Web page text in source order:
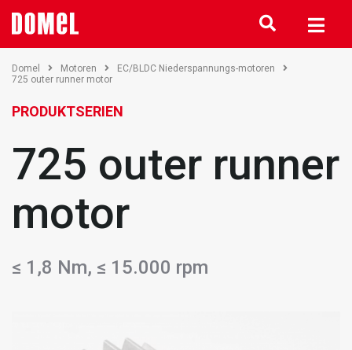
Domel Motoren
EC/BLDC Niederspannungs-motoren
725 outer runner motor
PRODUKTSERIEN
725 outer runner
motor
≤ 1,8 Nm, ≤ 15.000 rpm